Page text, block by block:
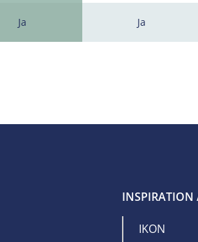
Ja Ja
INSPIRATION
IKON